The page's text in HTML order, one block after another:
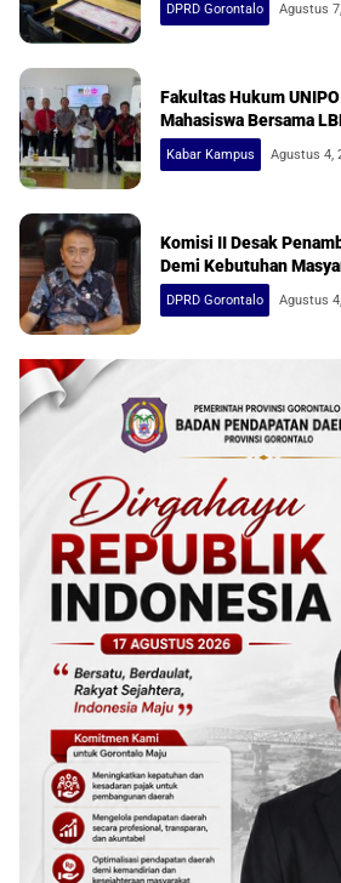
DPRD Gorontalo Agustus
Fakultas Hukum
Mahasiswa Bersama
Kabar Kampus Agustus 4,
Komisi II Desak
Demi Kebutuhan
DPRD Gorontalo Agustus